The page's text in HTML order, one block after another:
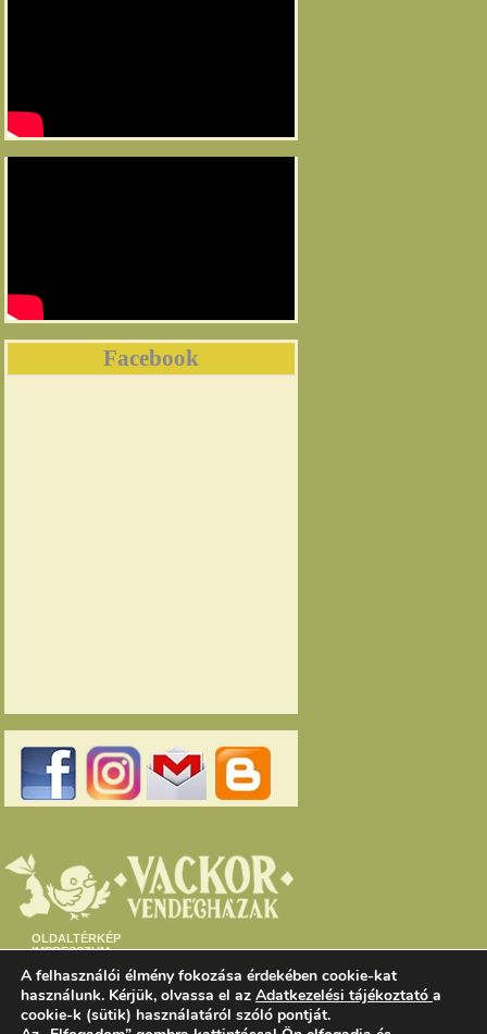
Facebook
A felhasználói élmény fokozása érdekében cookie-kat
használunk. Kérjük, olvassa el az Adatkezelési tájékoztató a
cookie-k (sütik) használatáról szóló pontját.
OLDALTÉRKÉP
IMPRESSZUM
ELÉRHETŐSÉG
ADATVÉDELEM